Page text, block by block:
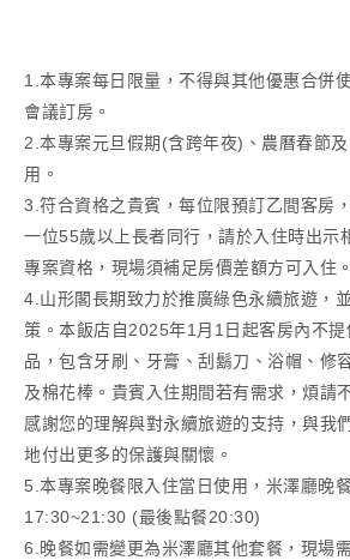
1.本專案每日限量，不得與其他優惠合併
會議訂房。
2.本專案元旦假期(含跨年夜)、農曆春節
用。
3.符合資格之貴賓，每位限預訂乙間客房
一位55歲以上長者同行，請於入住時出示
專案資格，現場須補足房價差額方可入住。
4.山形閣長期致力於推廣綠色永續旅遊，
策。本飯店自2025年1月1日起客房內不
品，包含牙刷、牙膏、刮鬍刀、浴帽、修
及棉花棒。貴賓入住期間若有需求，煩請
感謝您的理解與對永續旅遊的支持，與我
地付出更多的保護與關懷。
5.本專案晚餐限入住當日使用，米澤廳晚
17:30~21:30 (最後點餐20:30)
6.晚餐如需變更為米澤廳其他套餐，現場